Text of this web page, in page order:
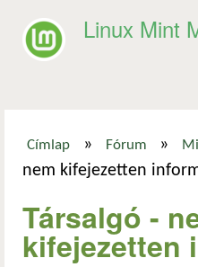
Linux Mint
Jelenlegi hely
Címlap » Fórum »
nem kifejezetten
Társalgó -
kifejezetten